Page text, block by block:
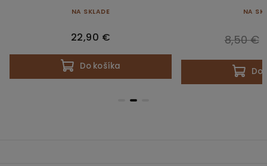
NA SKLADE
22,90 €
Do košíka
NA
8,50 €
Do